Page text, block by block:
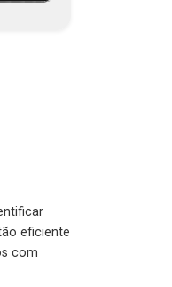
eficiente
com